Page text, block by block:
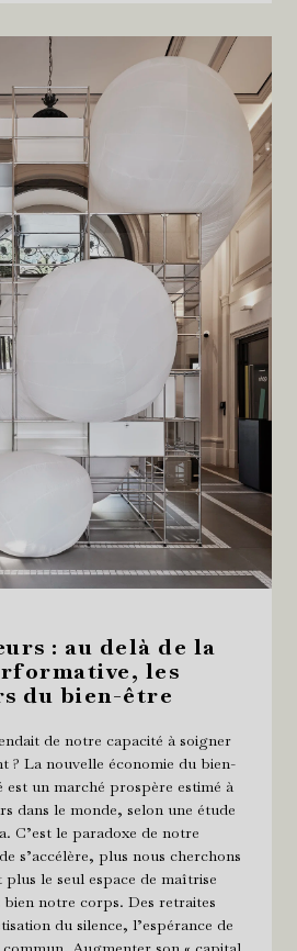
: au delà de la
les
du bien-être
de notre capacité à soigner
? La nouvelle économie du bien-
un marché prospère estimé à
dans le monde, selon une étude
C’est le paradoxe de notre
s’accélère, plus nous cherchons
le seul espace de maîtrise
bien notre corps. Des retraites
du silence, l’espérance de